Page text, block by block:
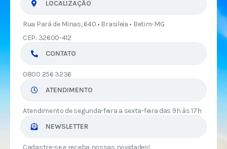
LOCALIZAÇÃO
Rua Pará de Minas, 640 • Brasileia • Betim-MG
CEP: 32600-412
CONTATO
0800 256 3236
ATENDIMENTO
Atendimento de segunda-feira a sexta-feira das 9h às 17h
NEWSLETTER
Cadastre-se e receba nossas novidades!